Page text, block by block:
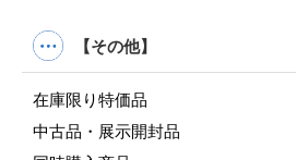
【その他】
在庫限り特価品
中古品・展示開封品